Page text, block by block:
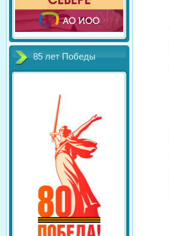
85 лет Победы